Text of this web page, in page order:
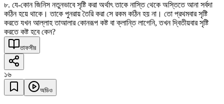
৮. যে-কোন জিনিস নতুনভাবে সৃষ্টি করা অর্থাৎ তাকে নাস্তি থেকে অস্তিতে আনা সর্বদা
কঠিন হয়ে থাকে। তাকে পুনরায় তৈরি করা সে রকম কঠিন হয় না। তো প্রথমবার সৃষ্টি
করতে যখন আল্লাহ তাআলার কোনরূপ কষ্ট বা ক্লান্তি লাগেনি, তখন দ্বিতীয়বার সৃষ্টি
করতে কষ্ট হবে কেন?
তাফসীর
১৬
অডিও